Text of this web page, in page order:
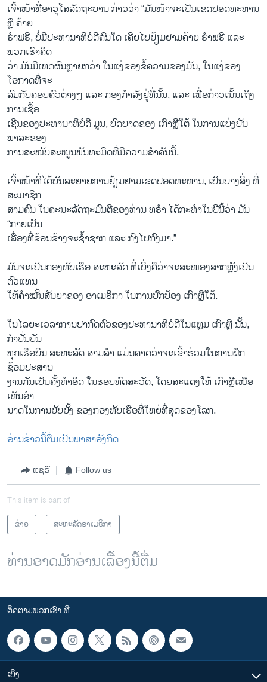
ເຈົ້າໜ້າທີ່ອາວຸໂສລັດຖະບານ ກ່າວວ່າ “ມັນໜ້າຈະເປັນເຂດປອດທະຫານ
ຫຼື ຄ້າຍ
ຮຳຟຣີ, ບໍ່ມີປະທານາທິບໍດີຄົນໃດ ເຄີຍໄປຢ້ຽມຢາມຄ້າຍ ຮຳຟຣີ ແລະ
ພວກເຮົາຄິດ
ວ່າ ມັນມີເຫດຜົນຫຼາຍກວ່າ ໃນແງ່ຂອງຂໍ້ຄວາມຂອງມັນ, ໃນແງ່ຂອງ
ໂອກາດທີ່ຈະ
ລົມກັບຄອບຄົວຕ່າງໆ ແລະ ກອງກຳລັງຢູ່ທີ່ນັ້ນ, ແລະ ເພື່ອກ່າວເນັ້ນເຖິງ
ການເຊື້ອ
ເຊີນຂອງປະທານາທິບໍດີ ມູນ, ບົດບາດຂອງ ເກົາຫຼີໃຕ້ ໃນການແບ່ງປັນ
ພາລະຂອງ
ການສະໜັບສະໜູນພັນທະມິດທີ່ມີຄວາມສຳຄັນນີ້.
ເຈົ້າໜ້າທີ່ໄດ້ບັນລະຍາຍການຢ້ຽມຢາມເຂດປອດທະຫານ, ເປັນບາງສິ່ງ ທີ່
ສະມາຊິກ
ສາມຄົນ ໃນຄະນະລັດຖະມົນຕີຂອງທ່ານ ທຣຳ ໄດ້ກະທຳໃນປີນີ້ວ່າ ມັນ
“ກາຍເປັນ
ເລື່ອງທີ່ຂ້ອນຂ້າງຈະຊໍ້າຊາກ ແລະ ກົງໄປກົງມາ.”
ມັນຈະເປັນກອງທັບເຮືອ ສະຫະລັດ ທີ່ເບິ່ງຄືວ່າຈະສະໜອງສາກຫຼັງເປັນ
ຕົວແທນ
ໃຫ້ຄຳໝັ້ນສັນຍາຂອງ ອາເມຣິກາ ໃນການປົກປ້ອງ ເກົາຫຼີໃຕ້.
ໃນໄລຍະເວລາການປາກົດຕົວຂອງປະທານາທິບໍດີໃນແຫຼມ ເກົາຫຼີ ນັ້ນ,
ກຳປັ່ນບັນ
ທຸກເຮືອບິນ ສະຫະລັດ ສາມລຳ ແມ່ນຄາດວ່າຈະເຂົ້າຮ່ວມໃນການຝຶກ
ຊ້ອມປະສານ
ງານກັນເປັນຄັ້ງທຳອິດ ໃນຮອບທົດສະວັດ, ໂດຍສະແດງໃຫ້ ເກົາຫຼີເໜືອ
ເຫັນອຳ
ນາດໃນການຍັບຢັ້ງ ຂອງກອງທັບເຮືອທີ່ໃຫຍ່ທີ່ສຸດຂອງໂລກ.
ອ່ານຂ່າວນີ້ຕື່ມເປັນພາສາອັງກິດ
ແຊຣ໌ Follow us
This item is part of
ຂ່າວ
ສະຫະລັດອາເມຣິກາ
ທ່ານອາດມັກອ່ານເລື້ອງນີ້ຕື່ມ
ຕິດຕາມພວກເຮົາ ທີ່
ເບິ່ງ